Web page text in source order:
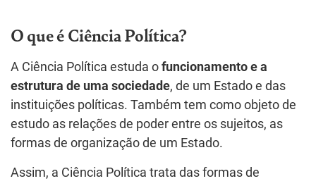
O que é Ciência Política?
A Ciência Política estuda o funcionamento e a
estrutura de uma sociedade, de um Estado e das
instituições políticas. Também tem como objeto de
estudo as relações de poder entre os sujeitos, as
formas de organização de um Estado.
Assim, a Ciência Política trata das formas de